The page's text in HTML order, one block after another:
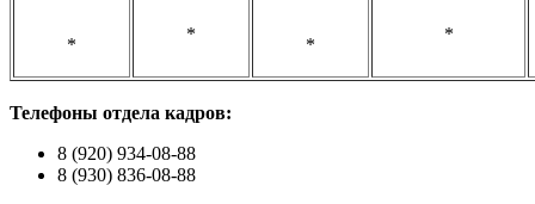
*
*
*
*
Телефоны отдела кадров:
8 (920) 934-08-88
8 (930) 836-08-88